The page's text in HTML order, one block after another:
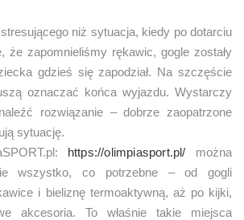
niż sytuacja, kiedy po dotarciu
że zapomnieliśmy rękawic, gogle zostały
gdzieś się zapodział. Na szczęście
oznaczać końca wyjazdu. Wystarczy
rozwiązanie – dobrze zaopatrzone
sytuację.
https://olimpiasport.pl/ można
wszystko, co potrzebne – od gogli
i bieliznę termoaktywną, aż po kijki,
akcesoria. To właśnie takie miejsca